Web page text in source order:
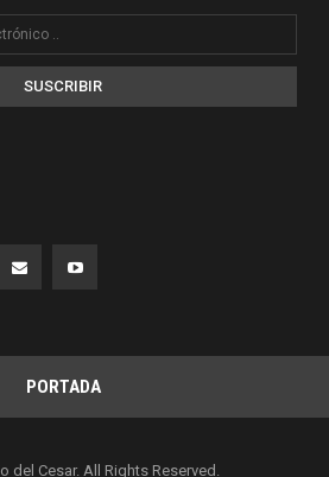
SUSCRIBIR
PORTADA
del Cesar. All Rights Reserved.